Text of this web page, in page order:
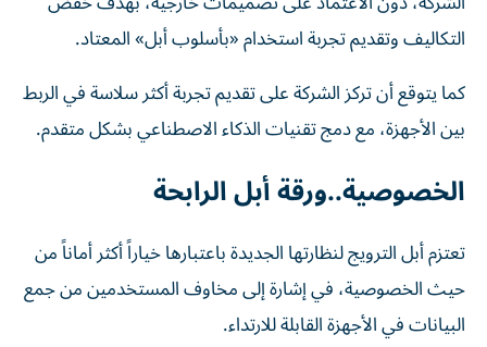
التكاليف وتقديم تجربة استخدام «بأسلوب أبل» المعتاد.
كما يتوقع أن تركز الشركة على تقديم تجربة أكثر سلاسة في الربط
بين الأجهزة، مع دمج تقنيات الذكاء الاصطناعي بشكل متقدم.
الخصوصية..ورقة أبل الرابحة
تعتزم أبل الترويج لنظارتها الجديدة باعتبارها خياراً أكثر أماناً من
حيث الخصوصية، في إشارة إلى مخاوف المستخدمين من جمع
البيانات في الأجهزة القابلة للارتداء.